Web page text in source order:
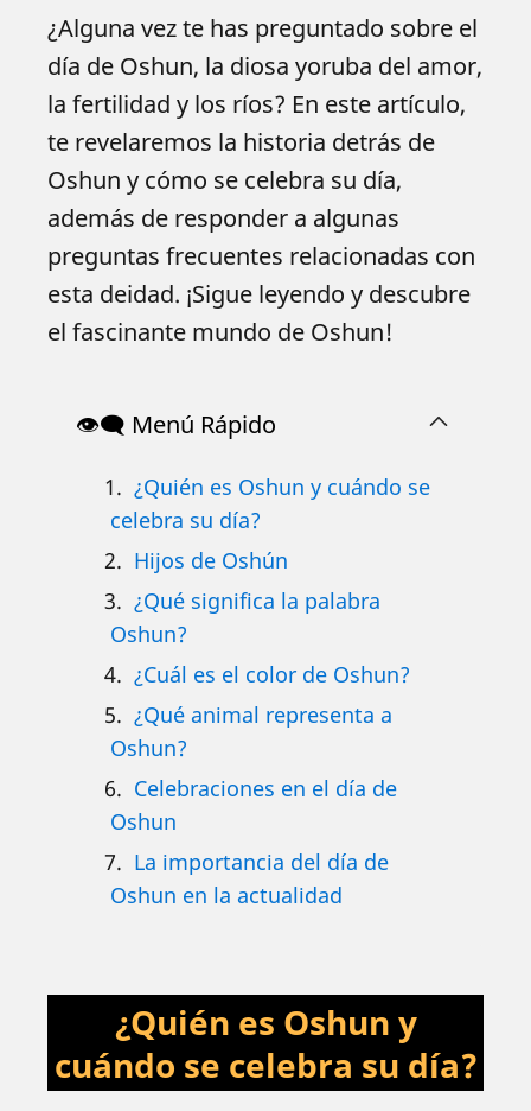
¿Alguna vez te has preguntado sobre el
día de Oshun, la diosa yoruba del amor,
la fertilidad y los ríos? En este artículo,
te revelaremos la historia detrás de
Oshun y cómo se celebra su día,
además de responder a algunas
preguntas frecuentes relacionadas con
esta deidad. ¡Sigue leyendo y descubre
el fascinante mundo de Oshun!
👁️‍🗨️ Menú Rápido
¿Quién es Oshun y cuándo se
celebra su día?
Hijos de Oshún
¿Qué significa la palabra
Oshun?
¿Cuál es el color de Oshun?
¿Qué animal representa a
Oshun?
Celebraciones en el día de
Oshun
La importancia del día de
Oshun en la actualidad
¿Quién es Oshun y
cuándo se celebra su día?